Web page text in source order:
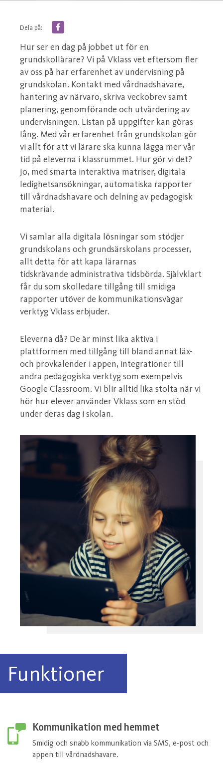
Dela på:
Hur ser en dag på jobbet ut för en
grundskollärare? Vi på Vklass vet eftersom fler
av oss på har erfarenhet av undervisning på
grundskolan. Kontakt med vårdnadshavare,
hantering av närvaro, skriva veckobrev samt
planering, genomförande och utvärdering av
undervisningen. Listan på uppgifter kan göras
lång. Med vår erfarenhet från grundskolan gör
vi allt för att vi lärare ska kunna lägga mer vår
tid på eleverna i klassrummet. Hur gör vi det?
Jo, med smarta interaktiva matriser, digitala
ledighetsansökningar, automatiska rapporter
till vårdnadshavare och delning av pedagogisk
material.
Vi samlar alla digitala lösningar som stödjer
grundskolans och grundsärskolans processer,
allt detta för att kapa lärarnas
tidskrävande administrativa tidsbörda. Självklart
får du som skolledare tillgång till smidiga
rapporter utöver de kommunikationsvägar
verktyg Vklass erbjuder.
Eleverna då? De är minst lika aktiva i
plattformen med tillgång till bland annat läx-
och provkalender i appen, integrationer till
andra pedagogiska verktyg som exempelvis
Google Classroom. Vi blir alltid lika stolta när vi
hör hur elever använder Vklass som en stöd
under deras dag i skolan.
Funktioner
Kommunikation med hemmet
Smidig och snabb kommunikation via SMS, e-post och
appen till vårdnadshavare.